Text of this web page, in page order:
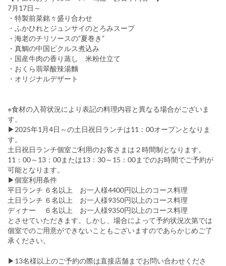
7月17日～
・特製前菜銘々盛り合わせ
・ふかひれとジュンサイのとろみスープ
・海老のチリソースの”夏巻き”
・真鯛の中国ピクルス煮込み
・国産牛肉の香り蒸し 米粉仕立て
・おくら翡翠酸辣湯麵
・オリジナルデザート
※食材の入荷状況により表記の料理内容と異なる場合がございま
す。
▶2025年1月4日～の土日祝日ランチは11：00オープンとなりま
す。
土日祝日ランチ個室ご利用のお客さまは２時間制となります。
11：00～13：00または13：30～15：00までのお時間でご予約が
可能となります。
▶個室利用条件
平日ランチ ６名以上 お一人様4400円以上のコース料理
土日ランチ ６名以上 お一人様9350円以上のコース料理
ディナー ６名以上 お一人様9350円以上のコース料理
とさせていただきます。しかし、場合によって予約状況次第では
個室でのご用意ができないこともございますのであらかじめご了
承ください。
▶13名様以上のご予約の際は直接店舗までお問い合わせくださ